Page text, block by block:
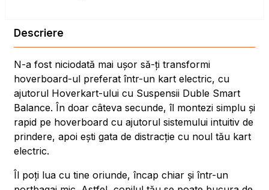
Descriere
N-a fost niciodată mai ușor să-ți transformi
hoverboard-ul preferat într-un kart electric, cu
ajutorul Hoverkart-ului cu Suspensii Duble Smart
Balance. În doar câteva secunde, îl montezi simplu și
rapid pe hoverboard cu ajutorul sistemului intuitiv de
prindere, apoi ești gata de distracție cu noul tău kart
electric.
Îl poți lua cu tine oriunde, încap chiar și într-un